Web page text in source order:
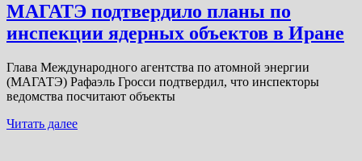
МАГАТЭ подтвердило планы по
инспекции ядерных объектов в Иране
Глава Международного агентства по атомной энергии
(МАГАТЭ) Рафаэль Гросси подтвердил, что инспекторы
ведомства посчитают объекты
Читать далее